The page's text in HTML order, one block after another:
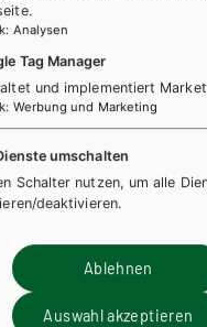
und Begleittexte B2
: Analysen
Tag Manager
und implementiert
: Werbung und Marketing
umschalten
Schalter nutzen, um alle
deaktivieren.
Ablehnen
Auswahl akzeptieren